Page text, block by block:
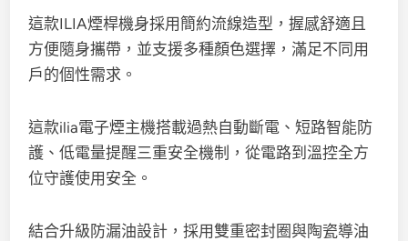
這款ILIA煙桿機身採用簡約流線造型，握感舒適且
方便隨身攜帶，並支援多種顏色選擇，滿足不同用
戶的個性需求。
這款ilia電子煙主機搭載過熱自動斷電、短路智能防
護、低電量提醒三重安全機制，從電路到溫控全方
位守護使用安全。
結合升級防漏油設計，採用雙重密封圈與陶瓷導油